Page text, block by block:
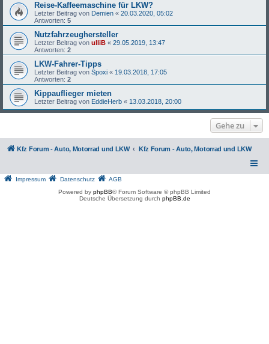
Reise-Kaffeemaschine für LKW?
Letzter Beitrag von Demien « 20.03.2020, 05:02
Antworten: 5
Nutzfahrzeughersteller
Letzter Beitrag von ulliB « 29.05.2019, 13:47
Antworten: 2
LKW-Fahrer-Tipps
Letzter Beitrag von Spoxi « 19.03.2018, 17:05
Antworten: 2
Kippauflieger mieten
Letzter Beitrag von EddieHerb « 13.03.2018, 20:00
Gehe zu
Kfz Forum - Auto, Motorrad und LKW Kfz Forum - Auto, Motorrad und LKW
Impressum Datenschutz
AGB
Powered by phpBB® Forum Software © phpBB Limited
Deutsche Übersetzung durch phpBB.de